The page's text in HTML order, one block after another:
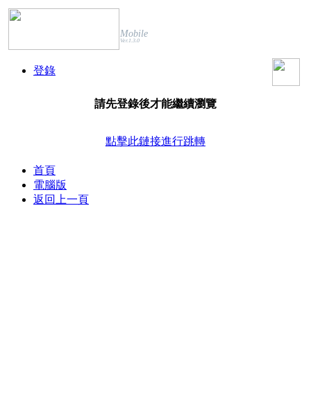
Mobile
Ver.1.3.0
登錄
請先登錄後才能繼續瀏覽
點擊此鏈接進行跳轉
首頁
電腦版
返回上一頁